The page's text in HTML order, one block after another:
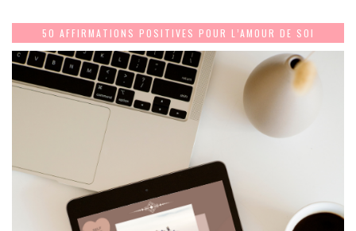
50 AFFIRMATIONS POSITIVES POUR L’AMOUR DE SOI